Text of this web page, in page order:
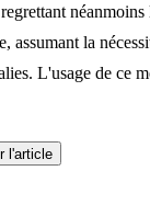
néanmoins
assumant la
L'usage de ce
l'article